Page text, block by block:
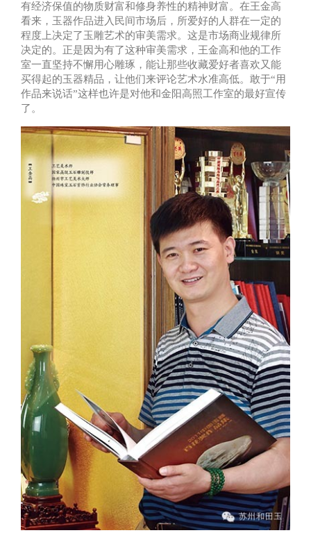
有经济保值的物质财富和修身养性的精神财富。在王金高
看来，玉器作品进入民间市场后，所爱好的人群在一定的
程度上决定了玉雕艺术的审美需求。这是市场商业规律所
决定的。正是因为有了这种审美需求，王金高和他的工作
室一直坚持不懈用心雕琢，能让那些收藏爱好者喜欢又能
买得起的玉器精品，让他们来评论艺术水准高低。敢于“用
作品来说话”这样也许是对他和金阳高照工作室的最好宣传
了。